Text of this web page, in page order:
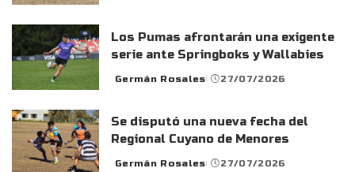
Los Pumas afrontarán una exigente
serie ante Springboks y Wallabies
Posted
Germán Rosales 27/07/2026
Se disputó una nueva fecha del
Regional Cuyano de Menores
Germán Rosales 27/07/2026